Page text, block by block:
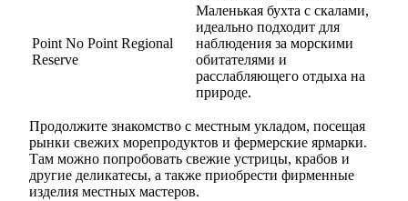
Point No Point Regional
Reserve
Маленькая бухта с скалами,
идеально подходит для
наблюдения за морскими
обитателями и
расслабляющего отдыха на
природе.
Продолжите знакомство с местным укладом, посещая
рынки свежих морепродуктов и фермерские ярмарки.
Там можно попробовать свежие устрицы, крабов и
другие деликатесы, а также приобрести фирменные
изделия местных мастеров.